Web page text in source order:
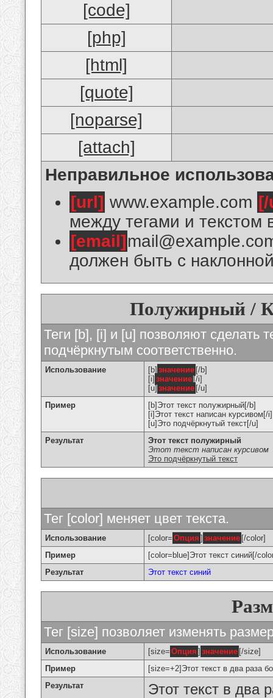
[code]
[php]
[html]
[quote]
[noparse]
[attach]
Неправильное
[url] www.example.com
между тегами и текстом
[email]
должен быть с
Полужирный /
Теги [b], [i] и [u] позволяют сделать
подчёркнутым соответственно.
Использование [b] значение [/b]
[i] значение [/i]
[u] значение [/u]
Пример
[b]Этот текст полужирный[/b]
[i]Этот текст написан курсивом[/i]
[u]Это подчёркнутый текст[/u]
Результат
Этот текст полужирный
Этот текст написан курсивом
Это подчёркнутый текст
Тег [color] меняет цвет текста.
Использование [color= Опция ] значение [/color]
Пример
[color=blue]Этот текст синий[/
Результат
Этот текст синий
Тег [size] позволяет изменять
Использование [size= Опция ] значение [/size]
Пример
[size=+2]Этот текст в два раза
Результат
Этот текст в два